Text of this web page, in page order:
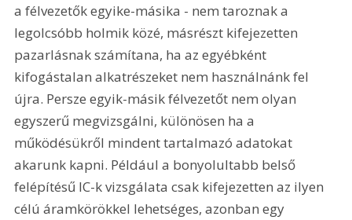
a félvezetők egyike-másika - nem taroznak a
legolcsóbb holmik közé, másrészt kifejezetten
pazarlásnak számítana, ha az egyébként
kifogástalan alkatrészeket nem használnánk fel
újra. Persze egyik-másik félvezetőt nem olyan
egyszerű megvizsgálni, különösen ha a
működésükről mindent tartalmazó adatokat
akarunk kapni. Például a bonyolultabb belső
felépítésű IC-k vizsgálata csak kifejezetten az ilyen
célú áramkörökkel lehetséges, azonban egy